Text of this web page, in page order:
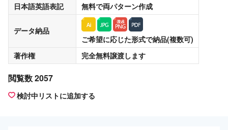
日本語英語表記
無料で両パターン作成
データ納品
ご希望に応じた形式で納品(複数可)
著作権
完全無料譲渡します
閲覧数 2057
検討中リストに追加する